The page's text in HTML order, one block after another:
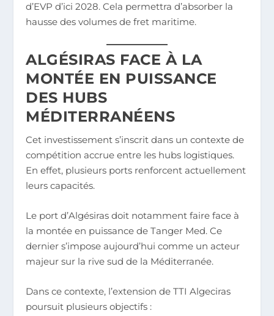
d’EVP d’ici 2028. Cela permettra d’absorber la
hausse des volumes de fret maritime.
ALGÉSIRAS FACE À LA
MONTÉE EN PUISSANCE
DES HUBS
MÉDITERRANÉENS
Cet investissement s’inscrit dans un contexte de
compétition accrue entre les hubs logistiques.
En effet, plusieurs ports renforcent actuellement
leurs capacités.
Le port d’Algésiras doit notamment faire face à
la montée en puissance de Tanger Med. Ce
dernier s’impose aujourd’hui comme un acteur
majeur sur la rive sud de la Méditerranée.
Dans ce contexte, l’extension de TTI Algeciras
poursuit plusieurs objectifs :